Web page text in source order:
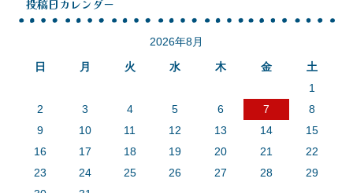
投稿日カレンダー
2026年8月
日
月 火 水 木 金 土
1
2
3 4 5 6 7
8
9
10 11 12 13 14
15
16
17 18 19 20 21
22
23
24 25 26 27 28
29